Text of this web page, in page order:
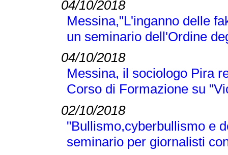
04/10/2018
Messina,"L'inganno delle
un seminario dell'Ordine
04/10/2018
Messina, il sociologo Pira
Corso di Formazione su
02/10/2018
"Bullismo,cyberbullismo e
seminario per giornalisti